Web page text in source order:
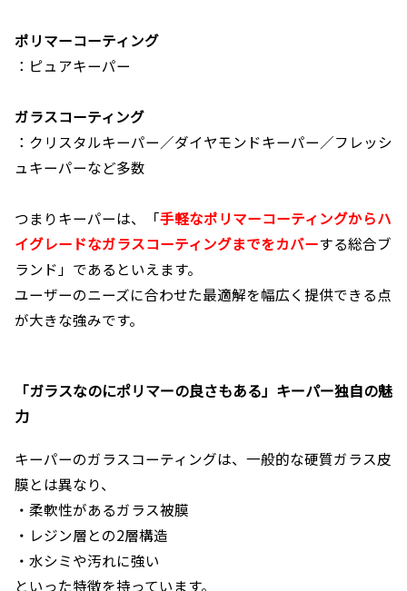
ポリマーコーティング
：ピュアキーパー
ガラスコーティング
：クリスタルキーパー／ダイヤモンドキーパー／フレッシ
ュキーパーなど多数
つまりキーパーは、「手軽なポリマーコーティングからハ
イグレードなガラスコーティングまでをカバーする総合ブ
ランド」であるといえます。
ユーザーのニーズに合わせた最適解を幅広く提供できる点
が大きな強みです。
「ガラスなのにポリマーの良さもある」キーパー独自の魅
力
キーパーのガラスコーティングは、一般的な硬質ガラス皮
膜とは異なり、
・柔軟性があるガラス被膜
・レジン層との2層構造
・水シミや汚れに強い
といった特徴を持っています。